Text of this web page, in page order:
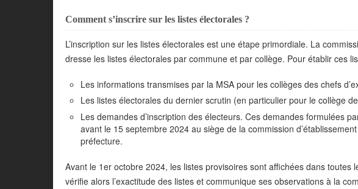
Comment s’inscrire sur les listes électorales ?
L’inscription sur les listes électorales est une étape primordiale. La
dresse les listes électorales par commune et par collège. Pour établir ces
Les informations transmises par la MSA pour les collèges des chefs
Les listes électorales du dernier scrutin (en particulier pour le collège
Les demandes d’inscription des électeurs. Ces demandes formulées
avant le 15 septembre 2024 au siège de la commission
préfecture.
Avant le 1er octobre 2024, les listes provisoires sont affichées dans toutes
vérifie alors l’exactitude des listes et communique ses observations à la